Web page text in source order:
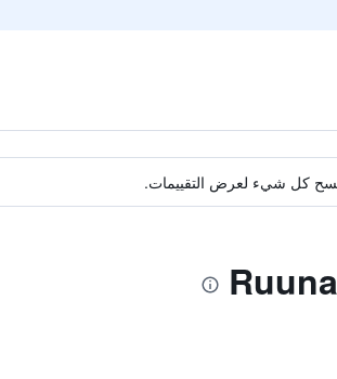
مسح كل شيء لعرض التقييمات.